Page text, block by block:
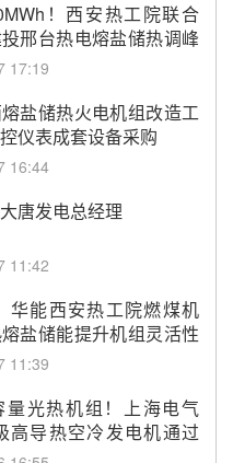
！西安热工院联合
邢台热电熔盐储热调峰
项目
17:19
盐储热火电机组改造工
仪表成套设备采购
16:44
唐发电总经理
11:42
华能西安热工院燃煤机
盐储能提升机组灵活性
步设计第三方评审服务
11:39
量光热机组！上海电气
高导热空冷发电机通过